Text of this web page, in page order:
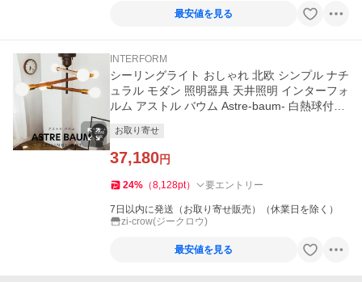
最安値を見る
INTERFORM
シーリングライト おしゃれ 北欧 シンプル ナチ
ュラル モダン 照明器具 天井照明 インターフォ
ルム アストル バウム Astre-baum- 白熱球付き
お取り寄せ
37,180円
24% （8,128pt） 要エントリー
7日以内に発送（お取り寄せ販売）（休業日を除く）
zi-crow(ジークロウ)
最安値を見る